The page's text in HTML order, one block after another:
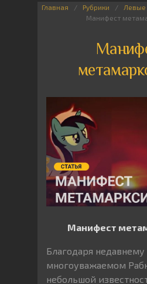
Главная Рубрики Левые
Манифест
Манифест
Благодаря недавнему
многоуважаемом
небольшой